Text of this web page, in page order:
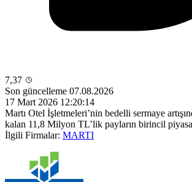
7,37
Son güncelleme 07.08.2026
17 Mart 2026 12:20:14
Martı Otel İşletmeleri’nin bedelli sermaye
kalan 11,8 Milyon TL’lik payların birincil piyasa
İlgili Firmalar: MARTI